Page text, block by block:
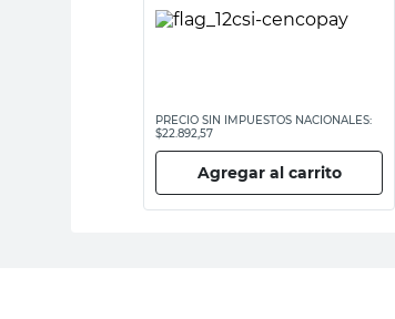
PRECIO SIN IMPUESTOS NACIONALES:
$22.892,57
Agregar al carrito